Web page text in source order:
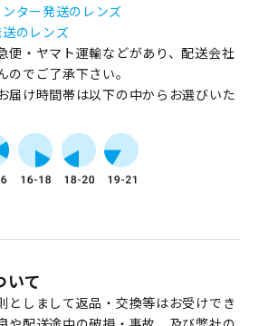
ター発送のレンズ
のレンズ
便・ヤマト運輸などがあり、配送会社
でご了承下さい。
届け時間帯は以下の中からお選びいた
いて
としまして返品・交換等はお受けでき